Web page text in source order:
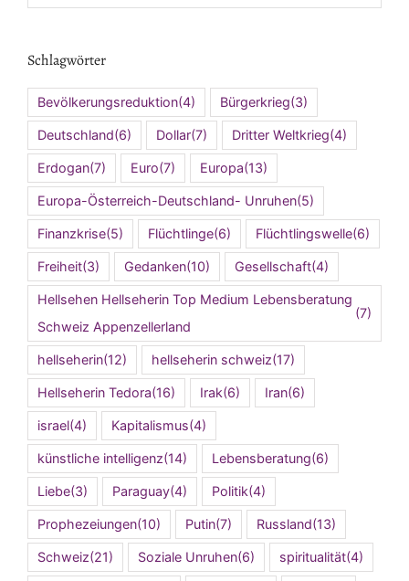
Schlagwörter
Bevölkerungsreduktion(4) Bürgerkrieg(3)
Deutschland(6) Dollar(7) Dritter Weltkrieg(4)
Erdogan(7) Euro(7) Europa(13)
Europa-Österreich-Deutschland- Unruhen(5)
Finanzkrise(5) Flüchtlinge(6) Flüchtlingswelle(6)
Freiheit(3) Gedanken(10) Gesellschaft(4)
Hellsehen Hellseherin Top Medium Lebensberatung
Schweiz Appenzellerland
(7)
hellseherin(12) hellseherin schweiz(17)
Hellseherin Tedora(16) Irak(6) Iran(6)
israel(4) Kapitalismus(4)
künstliche intelligenz(14) Lebensberatung(6)
Liebe(3) Paraguay(4) Politik(4)
Prophezeiungen(10) Putin(7) Russland(13)
Schweiz(21) Soziale Unruhen(6) spiritualität(4)